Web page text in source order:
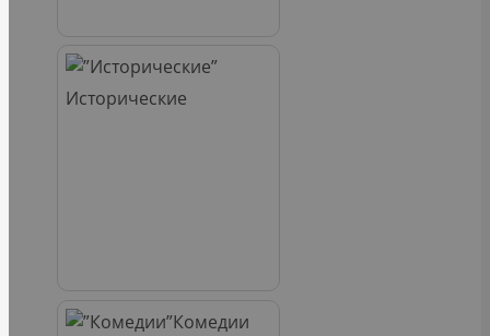
Исторические
Комедии